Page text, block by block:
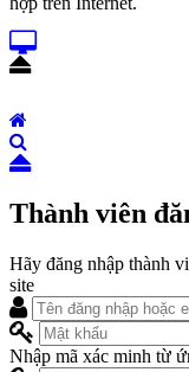
Thành viên
Hãy đăng nhập thành
site
Nhập mã xác minh từ